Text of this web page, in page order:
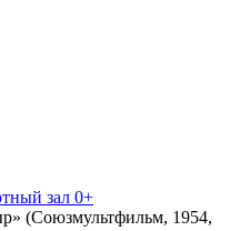
зал 0+
(Союзмультфильм, 1954,